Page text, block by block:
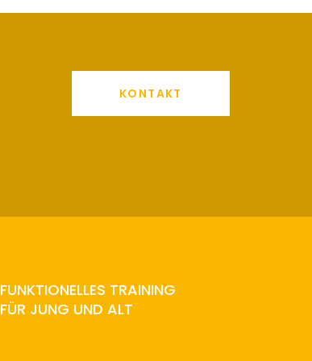
KONTAKT
FUNKTIONELLES TRAINING
FÜR JUNG UND ALT